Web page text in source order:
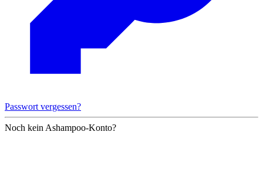
Passwort vergessen?
Noch kein Ashampoo-Konto?